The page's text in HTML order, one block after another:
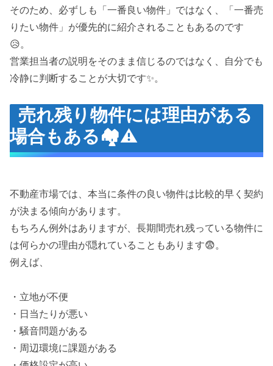
そのため、必ずしも「一番良い物件」ではなく、「一番売
りたい物件」が優先的に紹介されることもあるのです
😥。
営業担当者の説明をそのまま信じるのではなく、自分でも
冷静に判断することが大切です✨。
売れ残り物件には理由がある
場合もある🏘️⚠️
不動産市場では、本当に条件の良い物件は比較的早く契約
が決まる傾向があります。
もちろん例外はありますが、長期間売れ残っている物件に
は何らかの理由が隠れていることもあります😨。
例えば、
・立地が不便
・日当たりが悪い
・騒音問題がある
・周辺環境に課題がある